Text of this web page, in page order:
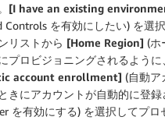
[I have an existing
Controls を有効にしたい) を
リストから [Home Region] (ホ
プロビジョニングされるよう
account enrollment] (自動ア
きにアカウントが自動的に登録
を有効にする) を選択してプ